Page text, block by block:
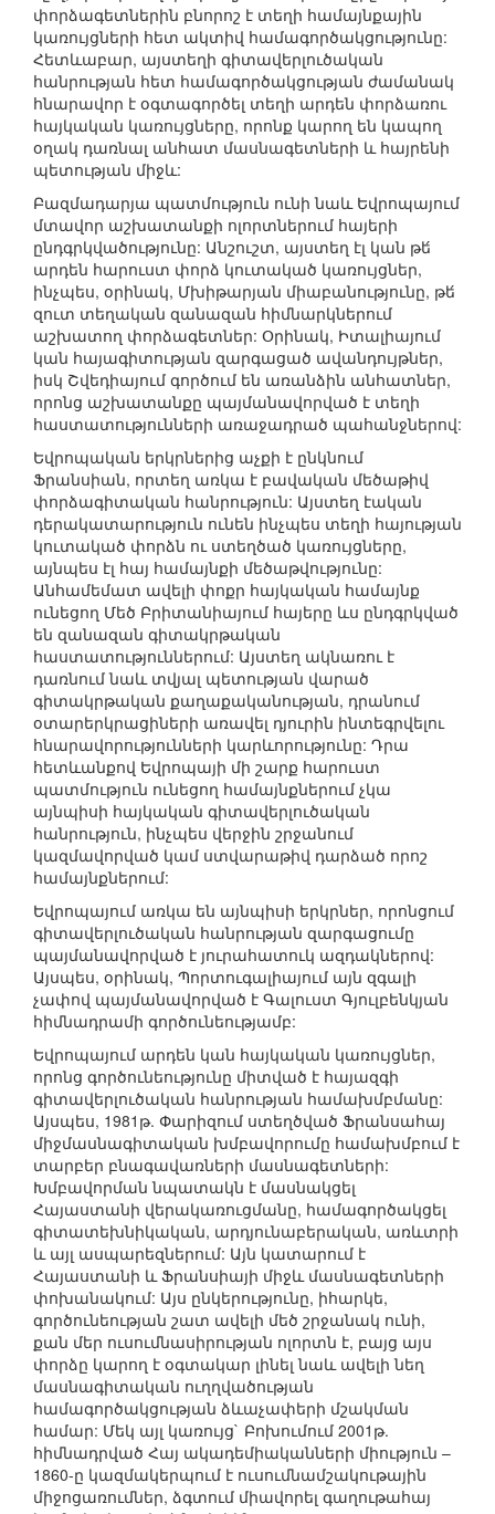
փորձագետներին բնորոշ է տեղի համայնքային
կառույցների հետ ակտիվ համագործակցությունը:
Հետևաբար, այստեղի գիտավերլուծական
հանրության հետ համագործակցության ժամանակ
հնարավոր է օգտագործել տեղի արդեն փորձառու
հայկական կառույցները, որոնք կարող են կապող
օղակ դառնալ անհատ մասնագետների և հայրենի
պետության միջև:
Բազմադարյա պատմություն ունի նաև Եվրոպայում
մտավոր աշխատանքի ոլորտներում հայերի
ընդգրկվածությունը: Անշուշտ, այստեղ էլ կան թե́
արդեն հարուստ փորձ կուտակած կառույցներ,
ինչպես, օրինակ, Մխիթարյան միաբանությունը, թե́
զուտ տեղական զանազան հիմնարկներում
աշխատող փորձագետներ: Օրինակ, Իտալիայում
կան հայագիտության զարգացած ավանդույթներ,
իսկ Շվեդիայում գործում են առանձին անհատներ,
որոնց աշխատանքը պայմանավորված է տեղի
հաստատությունների առաջադրած պահանջներով:
Եվրոպական երկրներից աչքի է ընկնում
Ֆրանսիան, որտեղ առկա է բավական մեծաթիվ
փորձագիտական հանրություն: Այստեղ էական
դերակատարություն ունեն ինչպես տեղի հայության
կուտակած փորձն ու ստեղծած կառույցները,
այնպես էլ հայ համայնքի մեծաթվությունը:
Անհամեմատ ավելի փոքր հայկական համայնք
ունեցող Մեծ Բրիտանիայում հայերը ևս ընդգրկված
են զանազան գիտակրթական
հաստատություններում: Այստեղ ակնառու է
դառնում նաև տվյալ պետության վարած
գիտակրթական քաղաքականության, դրանում
օտարերկրացիների առավել դյուրին ինտեգրվելու
հնարավորությունների կարևորությունը: Դրա
հետևանքով Եվրոպայի մի շարք հարուստ
պատմություն ունեցող համայնքներում չկա
այնպիսի հայկական գիտավերլուծական
հանրություն, ինչպես վերջին շրջանում
կազմավորված կամ ստվարաթիվ դարձած որոշ
համայնքներում:
Եվրոպայում առկա են այնպիսի երկրներ, որոնցում
գիտավերլուծական հանրության զարգացումը
պայմանավորված է յուրահատուկ ազդակներով:
Այսպես, օրինակ, Պորտուգալիայում այն զգալի
չափով պայմանավորված է Գալուստ Գյուլբենկյան
հիմնադրամի գործունեությամբ:
Եվրոպայում արդեն կան հայկական կառույցներ,
որոնց գործունեությունը միտված է հայազգի
գիտավերլուծական հանրության համախմբմանը:
Այսպես, 1981թ. Փարիզում ստեղծված Ֆրանսահայ
միջմասնագիտական խմբավորումը համախմբում է
տարբեր բնագավառների մասնագետների:
Խմբավորման նպատակն է մասնակցել
Հայաստանի վերակառուցմանը, համագործակցել
գիտատեխնիկական, արդյունաբերական, առևտրի
և այլ ասպարեզներում: Այն կատարում է
Հայաստանի և Ֆրանսիայի միջև մասնագետների
փոխանակում: Այս ընկերությունը, իհարկե,
գործունեության շատ ավելի մեծ շրջանակ ունի,
քան մեր ուսումնասիրության ոլորտն է, բայց այս
փորձը կարող է օգտակար լինել նաև ավելի նեղ
մասնագիտական ուղղվածության
համագործակցության ձևաչափերի մշակման
համար: Մեկ այլ կառույց` Բոխումում 2001թ.
հիմնադրված Հայ ակադեմիականների միություն –
1860-ը կազմակերպում է ուսումնամշակութային
միջոցառումներ, ձգտում միավորել գաղութահայ